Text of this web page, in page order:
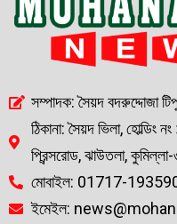
সম্পাদক: সৈয়দ বদরুদ্দোজা
ঠিকানা: সৈয়দ ভিলা, হোল্ডিং
প্রিন্সরোড, ঝাউতলা,
মোবাইল: 01717-
ইমেইল: